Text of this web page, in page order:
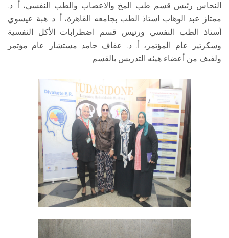
النحاس رئيس قسم طب المخ والاعصاب والطب النفسي، أ. د.
ممتاز عبد الوهاب استاذ الطب بجامعه القاهرة، أ. د. هبة عيسوي
أستاذ الطب النفسي ورئيس قسم اضطرابات الأكل النفسية
وسكرتير عام المؤتمر، أ. د. عفاف حامد مستشار عام مؤتمر
ولفيف من أعضاء هيئه التدريس بالقسم.